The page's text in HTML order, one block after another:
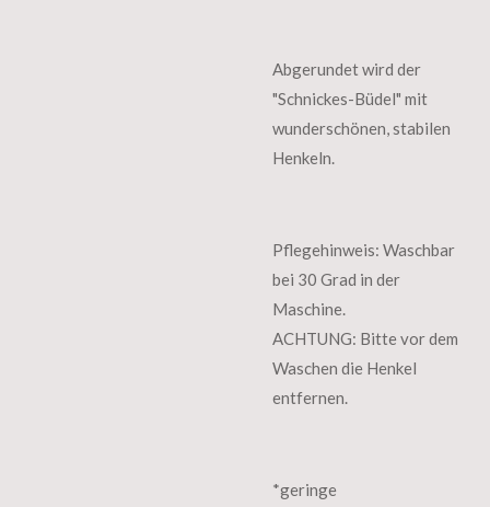
Abgerundet wird der
"Schnickes-Büdel" mit
wunderschönen, stabilen
Henkeln.
Pflegehinweis: Waschbar
bei 30 Grad in der
Maschine.
ACHTUNG: Bitte vor dem
Waschen die Henkel
entfernen.
*geringe